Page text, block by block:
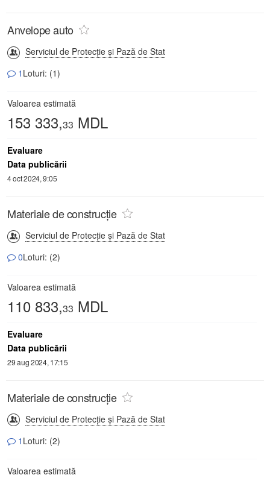
Anvelope auto
Serviciul de Protecție și Pază de Stat
1 Loturi: (1)
Valoarea estimată
153 333,33 MDL
Evaluare
Data publicării
4 oct 2024, 9:05
Materiale de construcție
Serviciul de Protecție și Pază de Stat
0Loturi: (2)
Valoarea estimată
110 833,33 MDL
Evaluare
Data publicării
29 aug 2024, 17:15
Materiale de construcție
Serviciul de Protecție și Pază de Stat
1 Loturi: (2)
Valoarea estimată